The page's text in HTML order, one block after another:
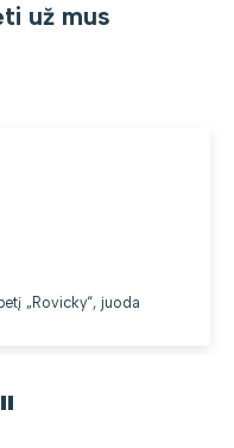
už mus
„Rovicky“, juoda